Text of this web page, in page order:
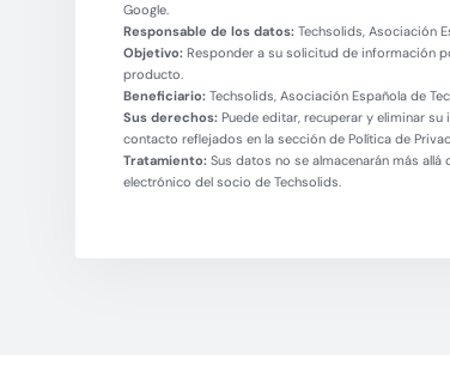
Google.
Responsable de los datos:Techsolids, Asociación
Objetivo:Responder a su solicitud de información
producto.
Beneficiario:Techsolids, Asociación Española de
Sus derechos:Puede editar, recuperar y eliminar
contacto reflejados en la sección de Política de
Tratamiento:Sus datos no se almacenarán más
electrónico del socio de Techsolids.